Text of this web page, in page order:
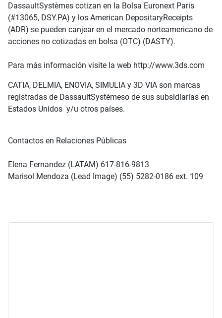
DassaultSystèmes cotizan en la Bolsa Euronext Paris
(#13065, DSY.PA) y los American DepositaryReceipts
(ADR) se pueden canjear en el mercado norteamericano de
acciones no cotizadas en bolsa (OTC) (DASTY).
Para más información visite la web http://www.3ds.com
CATIA, DELMIA, ENOVIA, SIMULIA y 3D VIA son marcas
registradas de DassaultSystèmeso de sus subsidiarias en
Estados Unidos y/u otros países.
Contactos en Relaciones Públicas
Elena Fernandez (LATAM) 617-816-9813
Marisol Mendoza (Lead Image) (55) 5282-0186 ext. 109